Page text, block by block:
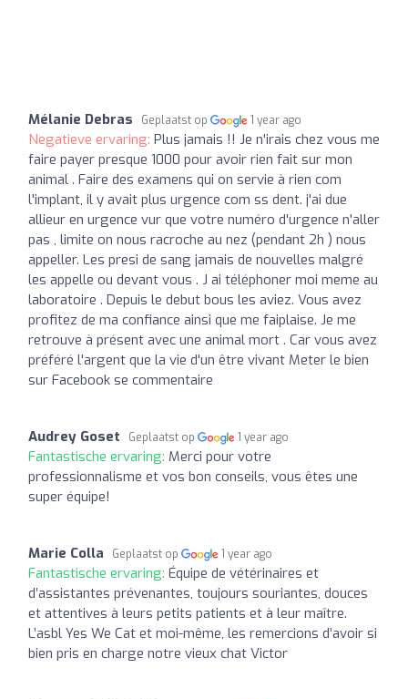
Mélanie Debras Geplaatst op 1 year ago
Negatieve ervaring: Plus jamais !! Je n'irais chez vous me
faire payer presque 1000 pour avoir rien fait sur mon
animal . Faire des examens qui on servie à rien com
l'implant, il y avait plus urgence com ss dent. j'ai due
allieur en urgence vur que votre numéro d'urgence n'aller
pas , limite on nous racroche au nez (pendant 2h ) nous
appeller. Les presi de sang jamais de nouvelles malgré
les appelle ou devant vous . J ai téléphoner moi meme au
laboratoire . Depuis le debut bous les aviez. Vous avez
profitez de ma confiance ainsi que me faiplaise. Je me
retrouve à présent avec une animal mort . Car vous avez
préféré l'argent que la vie d'un être vivant Meter le bien
sur Facebook se commentaire
Audrey Goset Geplaatst op 1 year ago
Fantastische ervaring: Merci pour votre
professionnalisme et vos bon conseils, vous êtes une
super équipe!
Marie Colla Geplaatst op 1 year ago
Fantastische ervaring: Équipe de vétérinaires et
d’assistantes prévenantes, toujours souriantes, douces
et attentives à leurs petits patients et à leur maître.
L’asbl Yes We Cat et moi-même, les remercions d’avoir si
bien pris en charge notre vieux chat Victor